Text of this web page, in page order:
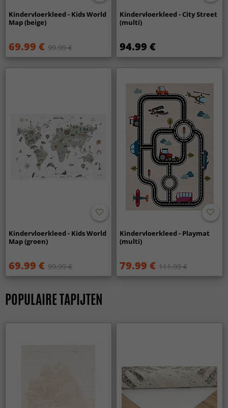
Kindervloerkleed - Kids World
Map (beige)
69.99 € 99.99 €
Kindervloerkleed - City Street
(multi)
94.99 €
Kindervloerkleed - Kids World
Map (groen)
69.99 € 99.99 €
Kindervloerkleed - Playmat
(multi)
79.99 € 111.99 €
POPULAIRE TAPIJTEN